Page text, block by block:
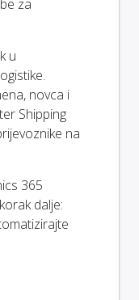
za
u
novca i
Shipping
na
365
dalje: